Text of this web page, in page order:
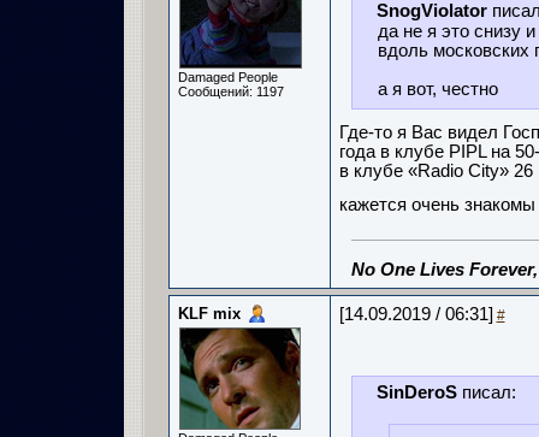
Damaged People
Сообщений: 1197
SnogViolator
да не я это снизу
вдоль московских
а я вот, честно
Где-то я Вас видел
года в клубе PIPL на
в клубе «Radio City»
кажется очень
No One Lives
KLF mix [14.09.2019 / 06:31] #
SinDeroSписал: